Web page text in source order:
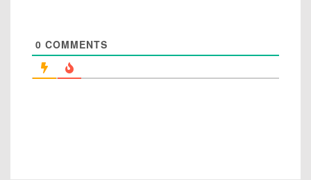
0 COMMENTS